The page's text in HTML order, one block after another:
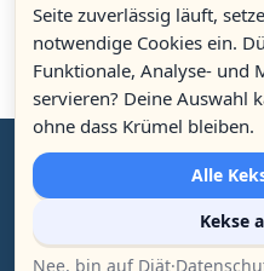
© Celeson seit 2007 |
Nama'Him Meyr |
Seite zuverlässig läuft,
notwendige Cookies ein.
Funktionale, Analyse- und
servieren? Deine Auswahl
ohne dass Krümel bleiben.
Alle
Kekse
Nee, bin auf Diät·